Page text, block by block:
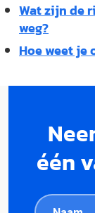
Wat zijn de
weg?
Hoe weet je
één